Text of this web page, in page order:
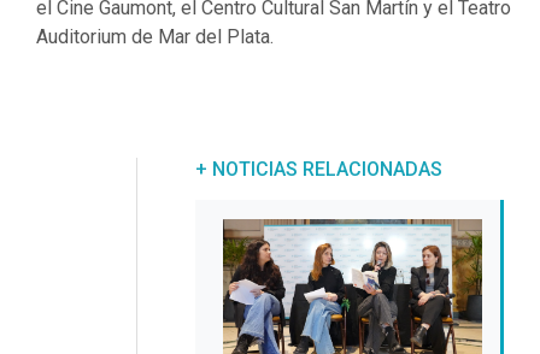
el Cine Gaumont, el Centro Cultural San Martín y el Teatro
Auditorium de Mar del Plata.
+ NOTICIAS RELACIONADAS